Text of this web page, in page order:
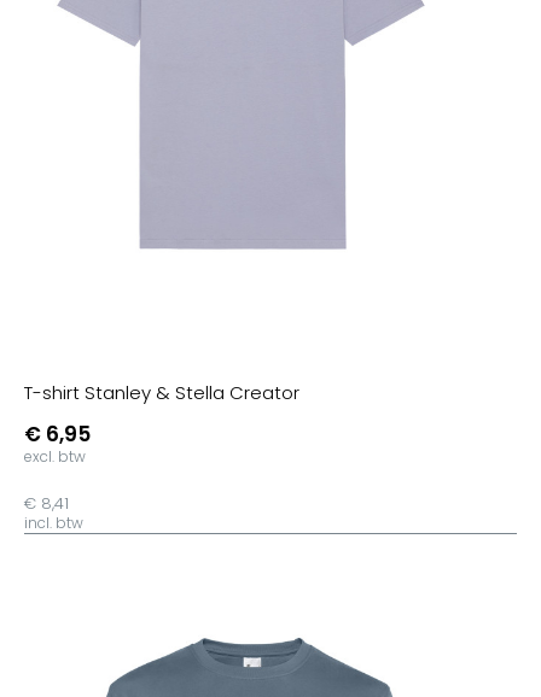
T-shirt Stanley & Stella Creator
€ 6,95
excl. btw
€ 8,41
incl. btw